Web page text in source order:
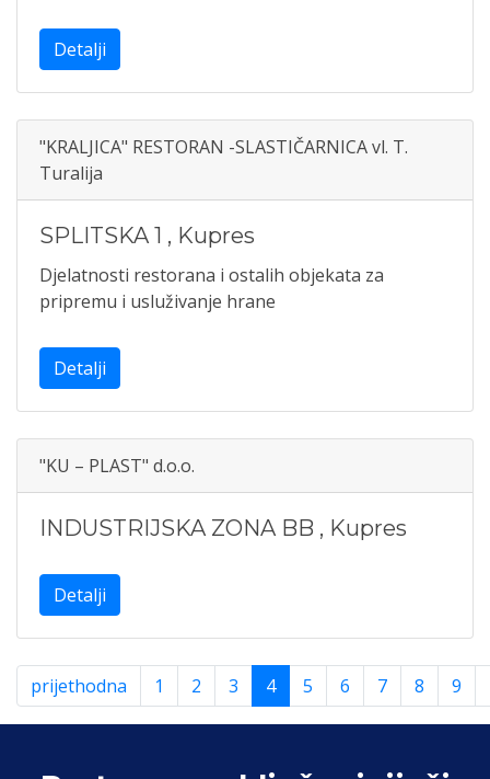
Detalji
"KRALJICA" RESTORAN -SLASTIČARNICA vl. T.
Turalija
SPLITSKA 1 , Kupres
Djelatnosti restorana i ostalih objekata za
pripremu i usluživanje hrane
Detalji
"KU – PLAST" d.o.o.
INDUSTRIJSKA ZONA BB , Kupres
Detalji
prijethodna 1 2 3 4 5 6 7 8 9